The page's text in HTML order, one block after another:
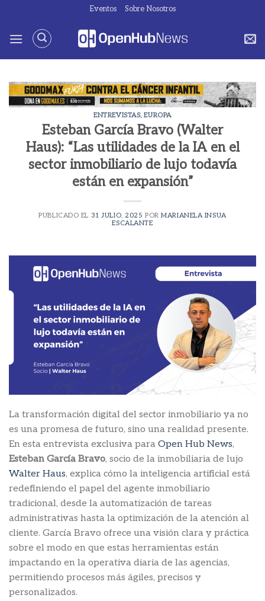
contenido
Eventos Sobre Nosotros
ENTREVISTAS,EUROPA
Esteban García Bravo (Walter
Haus): “Las utilidades de la IA en el
sector inmobiliario de lujo todavía
están en expansión”
PUBLICADO EL 31 JULIO, 2025 PORMARIANELA INSUA
ESCALANTE
La transformación digital del sector inmobiliario ya no
es una promesa de futuro, sino una realidad presente.
En esta entrevista exclusiva para Open Hub News,
Esteban García Bravo, socio de la inmobiliaria de lujo
Walter Haus, explica cómo la inteligencia artificial está
redefiniendo el papel del agente inmobiliario
tradicional, desde la automatización de tareas
administrativas hasta la optimización de la atención al
cliente. García Bravo ofrece una visión clara y práctica
sobre el modo en que estas herramientas están
impactando en la operativa diaria de las agencias,
permitiendo procesos más ágiles, precisos y
personalizados.